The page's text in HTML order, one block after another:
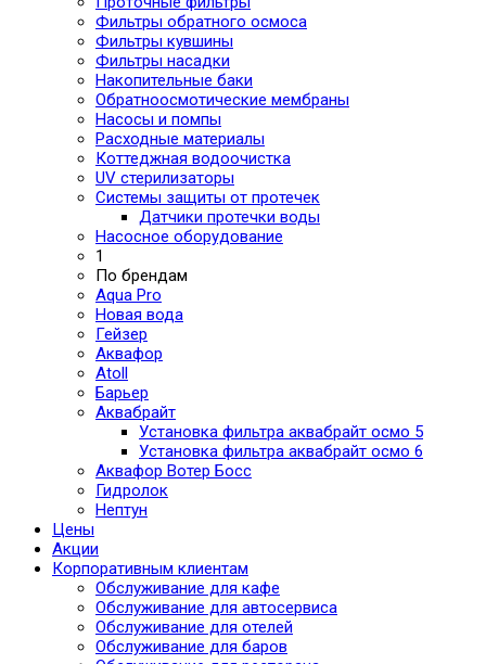
Фильтры обратного осмоса
Фильтры кувшины
Фильтры насадки
Накопительные баки
Обратноосмотические мембраны
Насосы и помпы
Расходные материалы
Коттеджная водоочистка
UV стерилизаторы
Системы защиты от протечек
Датчики протечки воды
Насосное оборудование
1
По брендам
Aqua Pro
Новая вода
Гейзер
Аквафор
Atoll
Барьер
Аквабрайт
Установка фильтра аквабрайт осмо 5
Установка фильтра аквабрайт осмо 6
Аквафор Вотер Босс
Гидролок
Нептун
Цены
Акции
Корпоративным клиентам
Обслуживание для кафе
Обслуживание для автосервиса
Обслуживание для отелей
Обслуживание для баров